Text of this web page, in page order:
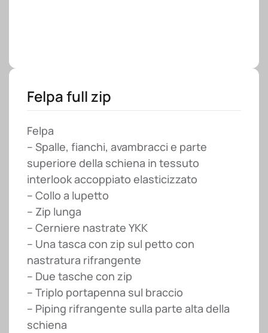
Felpa full zip
Felpa
– Spalle, fianchi, avambracci e parte
superiore della schiena in tessuto
interlook accoppiato elasticizzato
– Collo a lupetto
– Zip lunga
– Cerniere nastrate YKK
– Una tasca con zip sul petto con
nastratura rifrangente
– Due tasche con zip
– Triplo portapenna sul braccio
– Piping rifrangente sulla parte alta della
schiena